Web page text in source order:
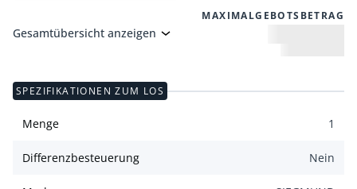
MAXIMALGEBOTSBETRAG
Gesamtübersicht anzeigen
SPEZIFIKATIONEN ZUM LOS
Menge 1
Differenzbesteuerung Nein